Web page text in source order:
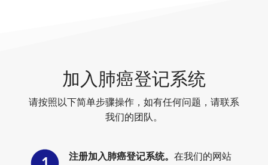
加入肺癌登记系统
请按照以下简单步骤操作，如有任何问题，请联系
我们的团队。
注册加入肺癌登记系统。 在我们的网站